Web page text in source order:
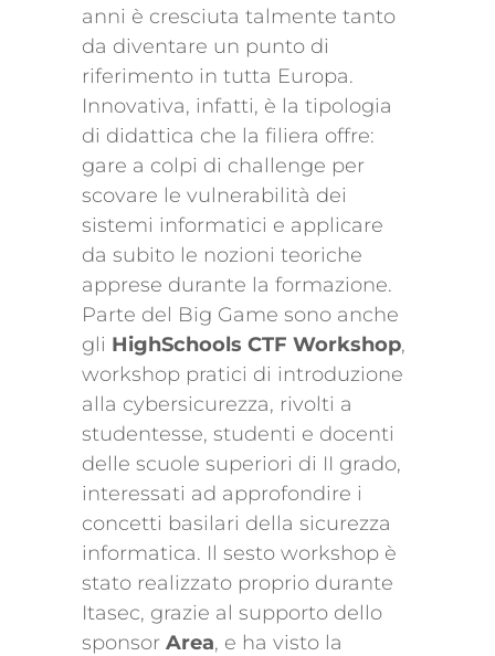
anni è cresciuta talmente tanto
da diventare un punto di
riferimento in tutta Europa.
Innovativa, infatti, è la tipologia
di didattica che la filiera offre:
gare a colpi di challenge per
scovare le vulnerabilità dei
sistemi informatici e applicare
da subito le nozioni teoriche
apprese durante la formazione.
Parte del Big Game sono anche
gli HighSchools CTF Workshop,
workshop pratici di introduzione
alla cybersicurezza, rivolti a
studentesse, studenti e docenti
delle scuole superiori di II grado,
interessati ad approfondire i
concetti basilari della sicurezza
informatica. Il sesto workshop è
stato realizzato proprio durante
Itasec, grazie al supporto dello
sponsor Area, e ha visto la